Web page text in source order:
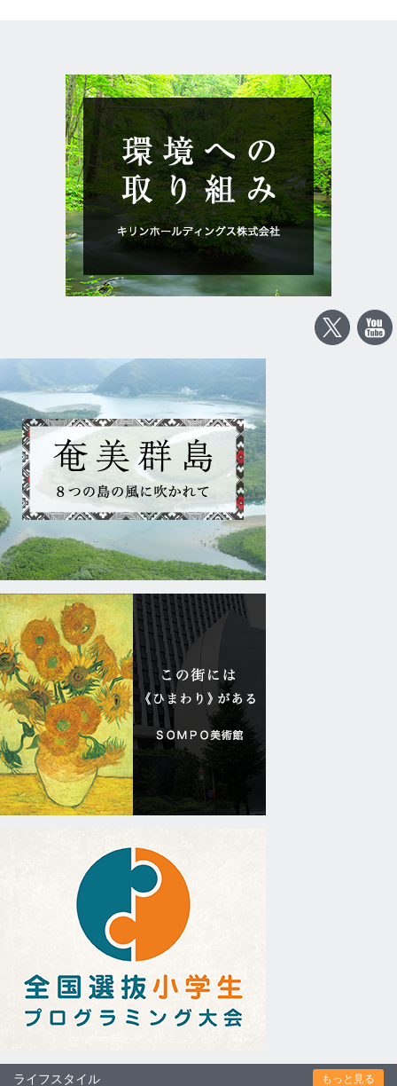
ライフスタイル もっと見る